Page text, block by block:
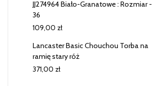
JJ274964 Biało-Granatowe : Rozmiar -
36
109,00 zł
Lancaster Basic Chouchou Torba na
ramię stary róż
371,00 zł